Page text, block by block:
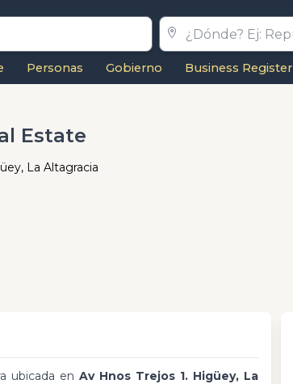
Personas Gobierno Business Register
Estate
La Altagracia
ubicada en Av Hnos Trejos 1. Higüey, La